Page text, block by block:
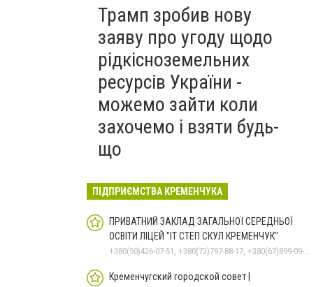
Трамп зробив нову
заяву про угоду щодо
рідкісноземельних
ресурсів України -
можемо зайти коли
захочемо і взяти будь-
що
ПІДПРИЄМСТВА КРЕМЕНЧУКА
ПРИВАТНИЙ ЗАКЛАД ЗАГАЛЬНОЇ СЕРЕДНЬОЇ
ОСВІТИ ЛІЦЕЙ "ІТ СТЕП СКУЛ КРЕМЕНЧУК"
+380(50)426-07-51, +380(73)797-88-17, +380(67)899-09-16
Кременчугский городской совет |